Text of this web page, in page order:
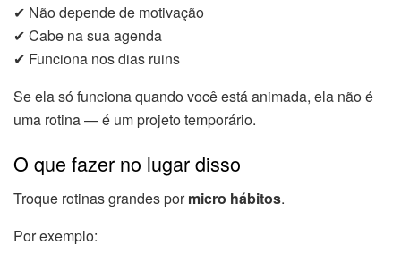
✔ Não depende de motivação
✔ Cabe na sua agenda
✔ Funciona nos dias ruins
Se ela só funciona quando você está animada, ela não é
uma rotina — é um projeto temporário.
O que fazer no lugar disso
Troque rotinas grandes pormicro hábitos.
Por exemplo: